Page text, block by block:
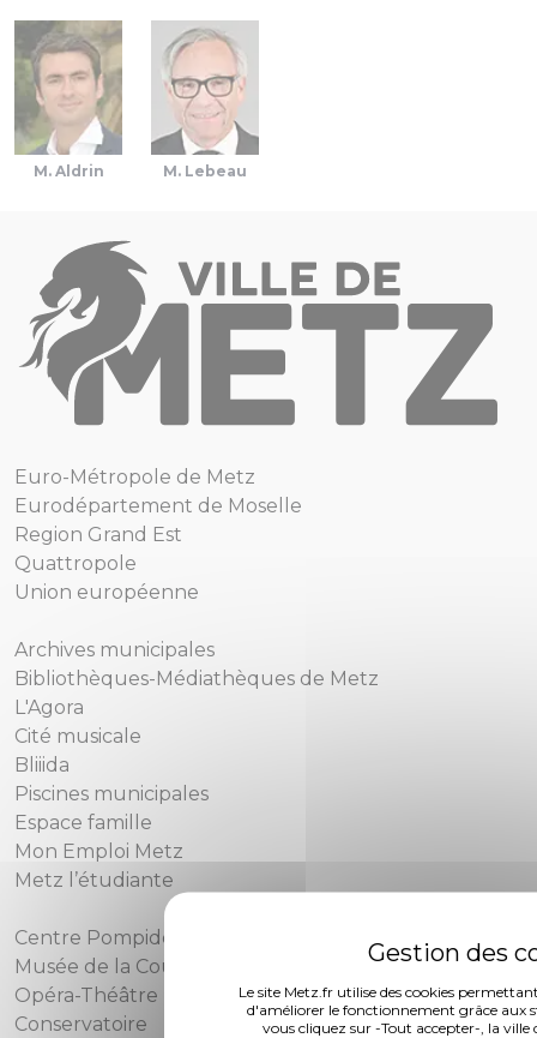
Le site Metz.fr utilise des cookies
d'améliorer le fonctionnement grâce aux
vous cliquez sur -Tout accepter-, la ville
M. Aldrin M. Lebeau
Euro-Métropole de Metz
Eurodépartement de Moselle
Region Grand Est
Quattropole
Union européenne
Archives municipales
Bibliothèques-Médiathèques de Metz
L'Agora
Cité musicale
Bliiida
Piscines municipales
Espace famille
Mon Emploi Metz
Metz l’étudiante
Centre Pompidou-Metz
Musée de la Cour d'Or
Opéra-Théâtre
Conservatoire